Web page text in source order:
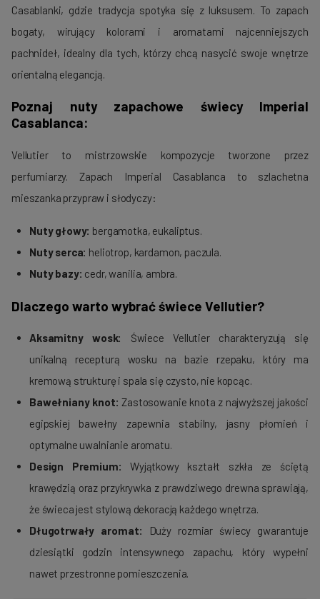
Casablanki, gdzie tradycja spotyka się z luksusem. To zapach
bogaty, wirujący kolorami i aromatami najcenniejszych
pachnideł, idealny dla tych, którzy chcą nasycić swoje wnętrze
orientalną elegancją.
Poznaj nuty zapachowe świecy Imperial
Casablanca:
Vellutier to mistrzowskie kompozycje tworzone przez
perfumiarzy. Zapach Imperial Casablanca to szlachetna
mieszanka przypraw i słodyczy:
Nuty głowy: bergamotka, eukaliptus.
Nuty serca: heliotrop, kardamon, paczula.
Nuty bazy: cedr, wanilia, ambra.
Dlaczego warto wybrać świece Vellutier?
Aksamitny wosk:
Świece Vellutier charakteryzują się
unikalną recepturą wosku na bazie rzepaku, który ma
kremową strukturę i spala się czysto, nie kopcąc.
Bawełniany knot: Zastosowanie knota z najwyższej jakości
egipskiej bawełny zapewnia stabilny, jasny płomień i
optymalne uwalnianie aromatu.
Design Premium: Wyjątkowy kształt szkła ze ściętą
krawędzią oraz przykrywka z prawdziwego drewna sprawiają,
że świeca jest stylową dekoracją każdego wnętrza.
Długotrwały aromat: Duży rozmiar świecy gwarantuje
dziesiątki godzin intensywnego zapachu, który wypełni
nawet przestronne pomieszczenia.